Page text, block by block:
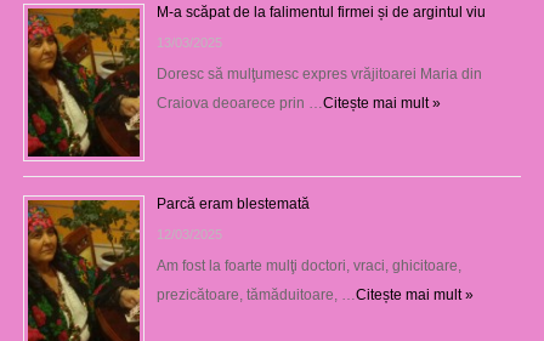
M-a scăpat de la falimentul firmei și de argintul viu
13/03/2025
Doresc să mulţumesc expres vrăjitoarei Maria din
Craiova deoarece prin … Citește mai mult »
Parcă eram blestemată
12/03/2025
Am fost la foarte mulţi doctori, vraci, ghicitoare,
prezicătoare, tămăduitoare, … Citește mai mult »